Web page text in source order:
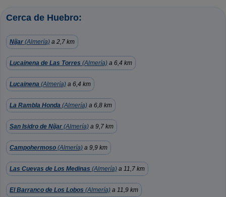
Cerca de Huebro:
Níjar (Almería) a 2,7 km
Lucainena de Las Torres (Almería) a 6,4 km
Lucainena (Almería) a 6,4 km
La Rambla Honda (Almería) a 6,8 km
San Isidro de Níjar (Almería) a 9,7 km
Campohermoso (Almería) a 9,9 km
Las Cuevas de Los Medinas (Almería) a 11,7 km
El Barranco de Los Lobos (Almería) a 11,9 km